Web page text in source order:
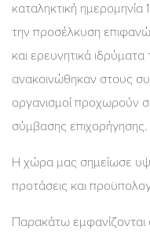
καταληκτική ημερομηνία
την προσέλκυση
και ερευνητικά
ανακοινώθηκαν στους
οργανισμοί προχωρούν
σύμβασης επιχορήγησης.
Η χώρα μας σημείωσε
προτάσεις και
Παρακάτω εμφανίζονται